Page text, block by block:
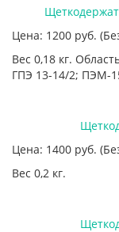
Цена: 1200 руб.
Вес 0,18 кг.
ГПЭ 13-14/2; ПЭМ-
Цена: 1400 руб.
Вес 0,2 кг.